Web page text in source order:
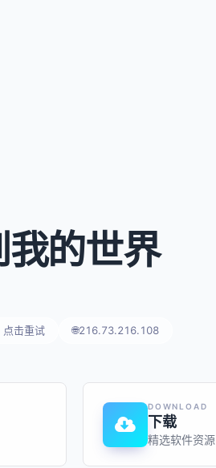
我的世界
击重试 🌐216.73.216.108
DOWNLOAD
下载
精选软件资源